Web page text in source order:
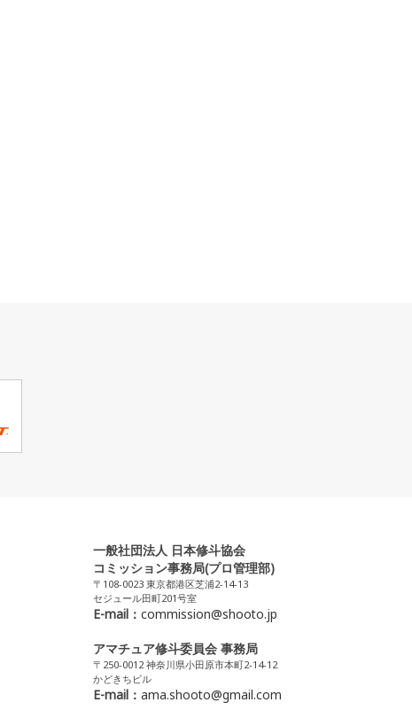
一般社団法人 日本修斗協会
コミッション事務局(プロ管理部)
〒108-0023 東京都港区芝浦2-14-13
セジュール田町201号室
E-mail： commission@shooto.jp
アマチュア修斗委員会 事務局
〒250-0012 神奈川県小田原市本町2-14-12
かどきちビル
E-mail： ama.shooto@gmail.com